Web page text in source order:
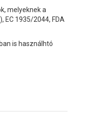
melyeknek a
EC 1935/2044, FDA
is használhtó